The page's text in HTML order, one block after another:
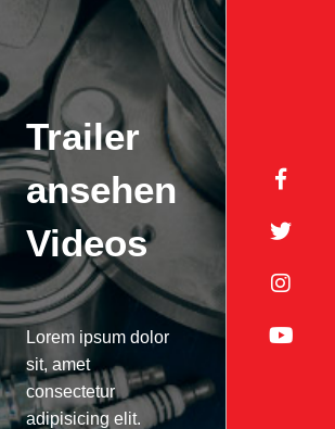
Trailer
ansehen
Videos
Lorem ipsum dolor
sit, amet
consectetur
adipisicing elit.